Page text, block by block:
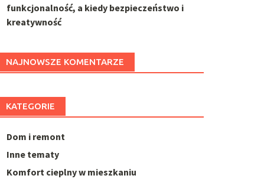
funkcjonalność, a kiedy bezpieczeństwo i
kreatywność
NAJNOWSZE KOMENTARZE
KATEGORIE
Dom i remont
Inne tematy
Komfort cieplny w mieszkaniu